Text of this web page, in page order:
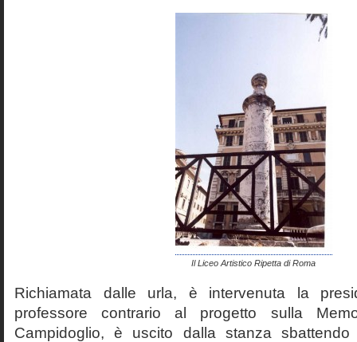
Il Liceo Artistico Ripetta di Roma
Richiamata dalle urla, è intervenuta la
professore contrario al progetto sulla
Campidoglio, è uscito dalla stanza